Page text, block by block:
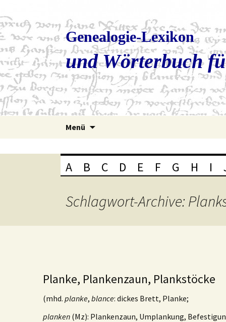
Genealogie-Lexikon
und Wörterbuch
Menü
A B C D E F G H I
Schlagwort-Archive:
Planke, Plankenzaun, Plankstöcke
(mhd. planke, blance: dickes Brett, Planke;
planken (Mz): Plankenzaun, Umplankung,